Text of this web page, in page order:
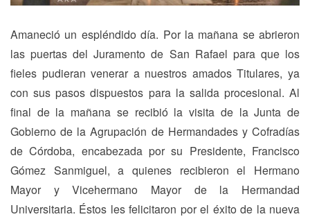
Amaneció un espléndido día. Por la mañana se abrieron
las puertas del Juramento de San Rafael para que los
fieles pudieran venerar a nuestros amados Titulares, ya
con sus pasos dispuestos para la salida procesional. Al
final de la mañana se recibió la visita de la Junta de
Gobierno de la Agrupación de Hermandades y Cofradías
de Córdoba, encabezada por su Presidente, Francisco
Gómez Sanmiguel, a quienes recibieron el Hermano
Mayor y Vicehermano Mayor de la Hermandad
Universitaria. Éstos les felicitaron por el éxito de la nueva